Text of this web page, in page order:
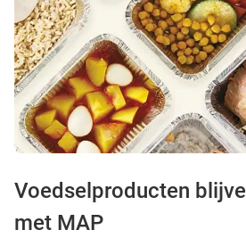
Voedselproducten
met MAP